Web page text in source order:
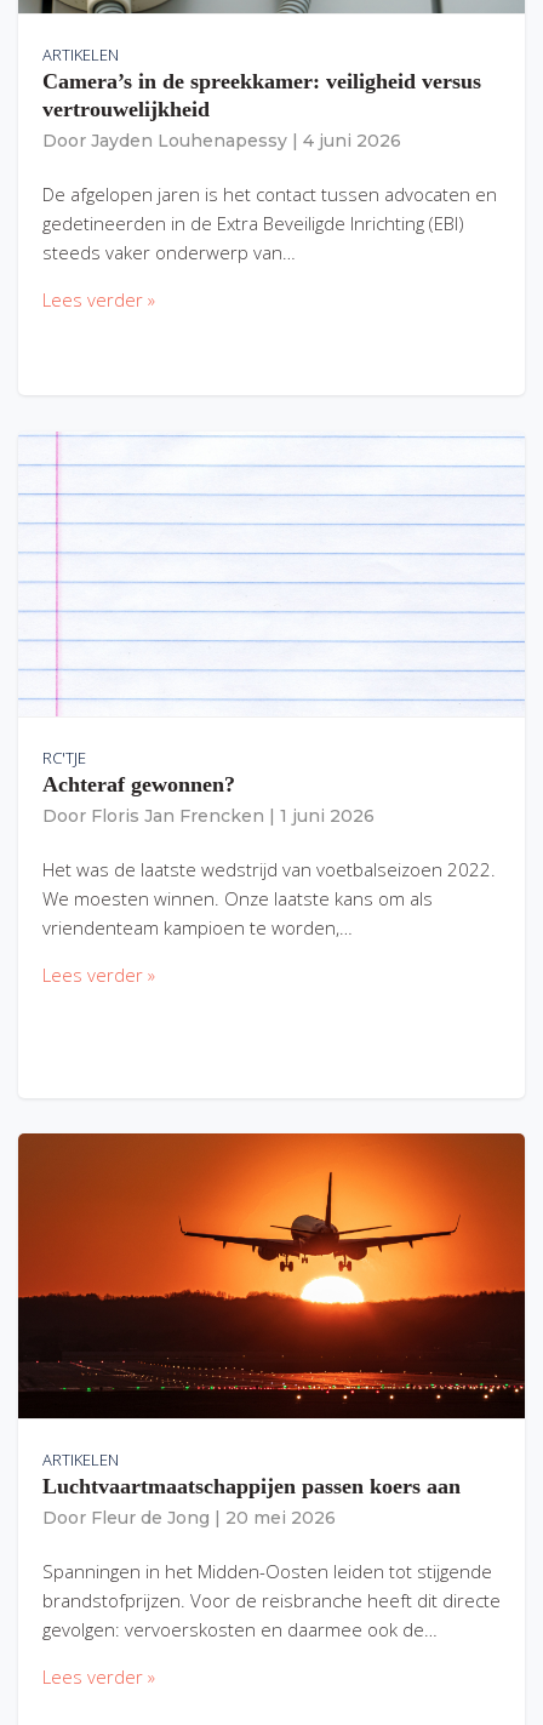
ARTIKELEN
Camera’s in de spreekkamer: veiligheid versus
vertrouwelijkheid
Door Jayden Louhenapessy 4 juni 2026
De afgelopen jaren is het contact tussen advocaten en
gedetineerden in de Extra Beveiligde Inrichting (EBI)
steeds vaker onderwerp van…
Lees verder »
RC'TJE
Achteraf gewonnen?
Door Floris Jan Frencken 1 juni 2026
Het was de laatste wedstrijd van voetbalseizoen 2022.
We moesten winnen. Onze laatste kans om als
vriendenteam kampioen te worden,…
Lees verder »
ARTIKELEN
Luchtvaartmaatschappijen passen koers aan
Door Fleur de Jong 20 mei 2026
Spanningen in het Midden-Oosten leiden tot stijgende
brandstofprijzen. Voor de reisbranche heeft dit directe
gevolgen: vervoerskosten en daarmee ook de…
Lees verder »